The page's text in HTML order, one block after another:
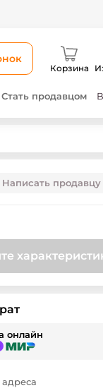
Корзина
Стать продавцом
Написать продавцу
онлайн
адреса